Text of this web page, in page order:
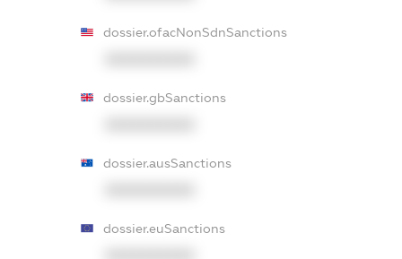
dossier.ofacNonSdnSanctions
dossier.gbSanctions
dossier.ausSanctions
dossier.euSanctions